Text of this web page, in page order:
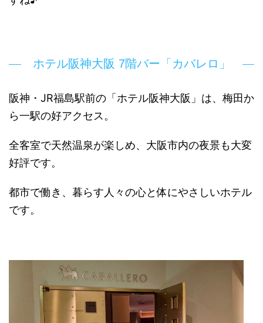
ホテル阪神大阪 7階バー「カバレロ」
阪神・JR福島駅前の「ホテル阪神大阪」は、梅田か
ら一駅の好アクセス。
全客室で天然温泉が楽しめ、大阪市内の夜景も大変
好評です。
都市で働き、暮らす人々の心と体にやさしいホテル
です。